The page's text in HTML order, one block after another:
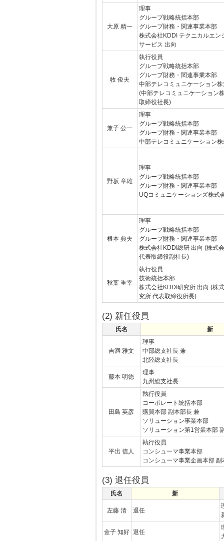
大原 精一
理事
グループ戦略統括本部
グループ財務・関連事業本部
株式会社KDDI テクニカルエン
サービス 出向
牧 俊夫
執行役員
グループ戦略統括本部
グループ財務・関連事業本部
中部テレコミュニケーション
(中部テレコミュニケーション
取締役社長)
兼子 公一
理事
グループ戦略統括本部
グループ財務・関連事業本部
中部テレコミュニケーション
野坂 章雄
理事
グループ戦略統括本部
グループ財務・関連事業本部
UQコミュニケーションズ株式
根本 典夫
理事
グループ戦略統括本部
グループ財務・関連事業本部
株式会社KDDI総研 出向 (株式
代表取締役副社長)
秋葉 重幸
執行役員
技術統括本部
株式会社KDDI研究所 出向 (株
究所 代表取締役所長)
(2) 新任役員
氏名 新
吉満 雅文
理事
中部総支社長 兼
北陸総支社長
藤本 明徳
理事
九州総支社長
田島 英彦
執行役員
コーポレート統括本部
購買本部 副本部長 兼
ソリューション事業本部
ソリューション第1営業本部
平出 信人
執行役員
コンシューマ事業本部
コンシューマ事業企画本部 副
(3) 退任役員
氏名 新
左藤 清 退任
金子 知好 退任